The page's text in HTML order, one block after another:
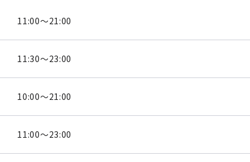
11:00～21:00
11:30～23:00
10:00～21:00
11:00～23:00